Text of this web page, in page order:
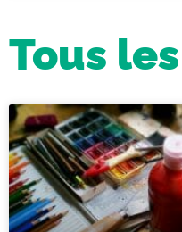
Tous